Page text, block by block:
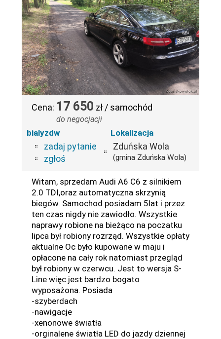
Cena: 17 650 zł / samochód
do negocjacji
bialyzdw
zadaj pytanie
zgłoś
Lokalizacja
Zduńska Wola
(gmina Zduńska Wola)
Witam, sprzedam Audi A6 C6 z silnikiem
2.0 TDI,oraz automatyczna skrzynią
biegów. Samochod posiadam 5lat i przez
ten czas nigdy nie zawiodło. Wszystkie
naprawy robione na bieżąco na poczatku
lipca był robiony rozrząd. Wszystkie opłaty
aktualne Oc było kupowane w maju i
opłacone na cały rok natomiast przegląd
był robiony w czerwcu. Jest to wersja S-
Line więc jest bardzo bogato
wyposażona. Posiada
-szyberdach
-nawigacje
-xenonowe światła
-orginalene światła LED do jazdy dziennej